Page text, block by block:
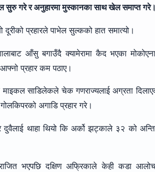
सुरु गरे र अनुहारमा मुस्कानका साथ खेल समाप्त गरे।
प्रहारले पाभेल सुल्कको हात समात्यो।
आँसु बगाउँदै क्यामेरामा कैद भएका
प्रहार कम पठाए।
माइकल साडिलेकले चेक गणराज्यलाई अग्रता
अगाडि प्रहार गरे।
थाहा थियो कि अर्को झट्काले ३२ को
भएपछि दक्षिण अफ्रिकाले केही कडा